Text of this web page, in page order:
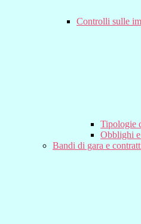
Controlli sulle
Tipologie
Obblighi
Bandi di gara e